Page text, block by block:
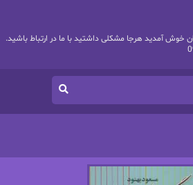
خوش آمدید هرجا مشکلی داشتید با ما در ارتباط باشید.